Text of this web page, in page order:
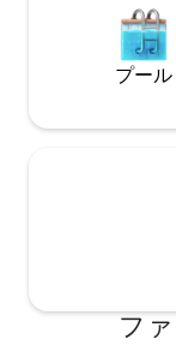
プール
フ